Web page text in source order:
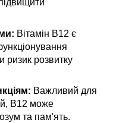
Вітамін B12 є
ризик розвитку
Важливий для
B12 може
та пам'ять.